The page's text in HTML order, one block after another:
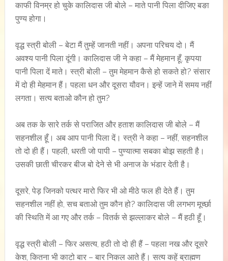
काफी विनम्र हो चुके कालिदास जी बोले – माते पानी पिला दीजिए बङा
पुण्य होगा।
वृद्ध स्त्री बोली – बेटा मैं तुम्हें जानती नहीं। अपना परिचय दो। मैं
अवश्य पानी पिला दूंगी। कालिदास जी ने कहा – मैं मेहमान हूँ, कृपया
पानी पिला दें माते। स्त्री बोली – तुम मेहमान कैसे हो सकते हो? संसार
में दो ही मेहमान हैं। पहला धन और दूसरा यौवन। इन्हें जाने में समय नहीं
लगता। सत्य बताओ कौन हो तुम?
अब तक के सारे तर्क से पराजित और हताश कालिदास जी बोले – मैं
सहनशील हूँ। अब आप पानी पिला दें। स्त्री ने कहा – नहीं, सहनशील
तो दो ही हैं। पहली, धरती जो पापी – पुण्यात्मा सबका बोझ सहती है।
उसकी छाती चीरकर बीज बो देने से भी अनाज के भंडार देती है।
दूसरे, पेड़ जिनको पत्थर मारो फिर भी ओ मीठे फल ही देते हैं। तुम
सहनशील नहीं हाे, सच बताओ तुम कौन हो? कालिदास जी लगभग मूर्च्छा
की स्थिति में आ गए और तर्क – वितर्क से झल्लाकर बोले – मैं हठी हूँ।
वृद्ध स्त्री बोली – फिर असत्य, हठी तो दो ही हैं – पहला नख और दूसरे
केश, कितना भी काटो बार – बार निकल आते हैं। सत्य कहें ब्राह्मण